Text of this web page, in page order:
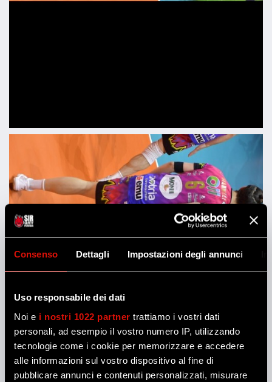
Consenso Dettagli Impostazioni degli annunci
Uso responsabile dei dati
Noi e i nostri 1022 partner trattiamo i vostri dati
personali, ad esempio il vostro numero IP, utilizzando
tecnologie come i cookie per memorizzare e accedere
alle informazioni sul vostro dispositivo al fine di
pubblicare annunci e contenuti personalizzati, misurare